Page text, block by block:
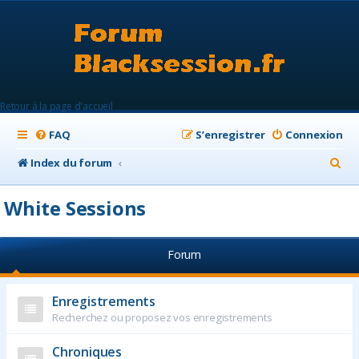
Retour à la page d'accueil
FAQ Connexion
S’enregistrer
Index du forum
e
r
White Sessions
Forum
Enregistrements
Recherchez ou proposez vos enregistrements
Chroniques